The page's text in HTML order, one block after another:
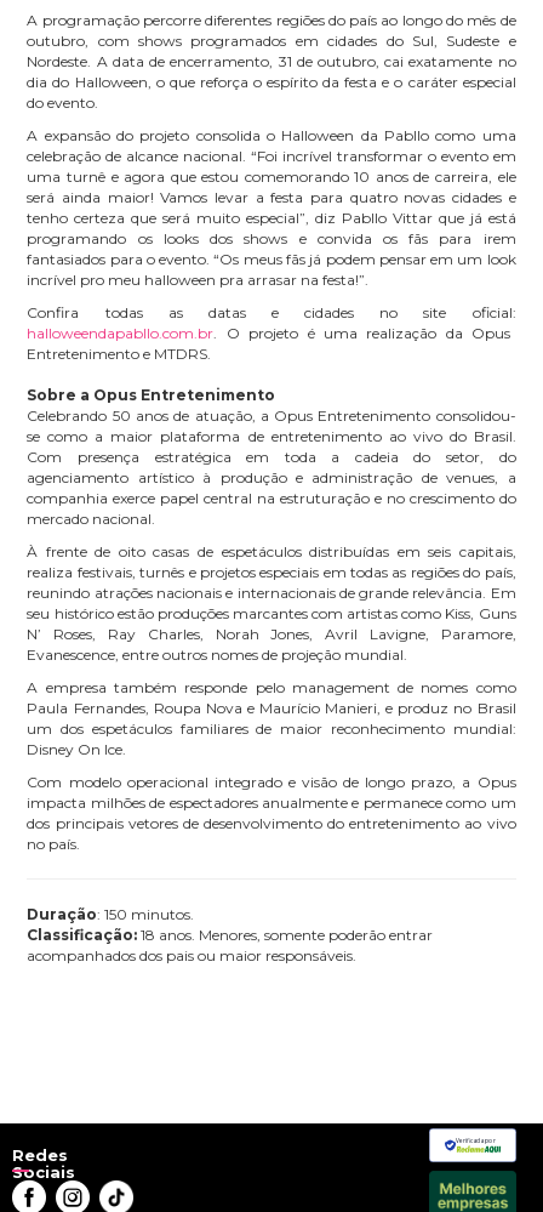
A programação percorre diferentes regiões do país ao longo do mês de
outubro, com shows programados em cidades do Sul, Sudeste e
Nordeste. A data de encerramento, 31 de outubro, cai exatamente no
dia do Halloween, o que reforça o espírito da festa e o caráter especial
do evento.
A expansão do projeto consolida o Halloween da Pabllo como uma
celebração de alcance nacional. “Foi incrível transformar o evento em
uma turnê e agora que estou comemorando 10 anos de carreira, ele
será ainda maior! Vamos levar a festa para quatro novas cidades e
tenho certeza que será muito especial”, diz Pabllo Vittar que já está
programando os looks dos shows e convida os fãs para irem
fantasiados para o evento. “Os meus fãs já podem pensar em um look
incrível pro meu halloween pra arrasar na festa!”.
Confira todas as datas e cidades no site oficial:
halloweendapabllo.com.br. O projeto é uma realização da Opus
Entretenimento e MTDRS.
Sobre a Opus Entretenimento
Celebrando 50 anos de atuação, a Opus Entretenimento consolidou-
se como a maior plataforma de entretenimento ao vivo do Brasil.
Com presença estratégica em toda a cadeia do setor, do
agenciamento artístico à produção e administração de venues, a
companhia exerce papel central na estruturação e no crescimento do
mercado nacional.
À frente de oito casas de espetáculos distribuídas em seis capitais,
realiza festivais, turnês e projetos especiais em todas as regiões do país,
reunindo atrações nacionais e internacionais de grande relevância. Em
seu histórico estão produções marcantes com artistas como Kiss, Guns
N’ Roses, Ray Charles, Norah Jones, Avril Lavigne, Paramore,
Evanescence, entre outros nomes de projeção mundial.
A empresa também responde pelo management de nomes como
Paula Fernandes, Roupa Nova e Maurício Manieri, e produz no Brasil
um dos espetáculos familiares de maior reconhecimento mundial:
Disney On Ice.
Com modelo operacional integrado e visão de longo prazo, a Opus
impacta milhões de espectadores anualmente e permanece como um
dos principais vetores de desenvolvimento do entretenimento ao vivo
no país.
Duração: 150 minutos.
Classificação:18 anos. Menores, somente poderão entrar
acompanhados dos pais ou maior responsáveis.
Redes
Sociais
Verificada por